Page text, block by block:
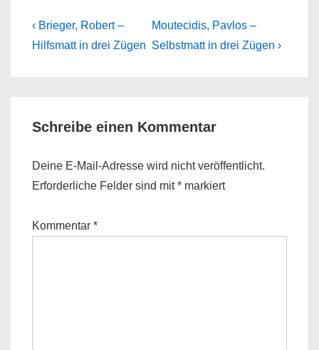
Beitragsnavigation
Previous
Post
‹ Brieger, Robert –
Hilfsmatt in drei Zügen
Next
Post
Moutecidis, Pavlos –
Selbstmatt in drei Zügen ›
Schreibe einen Kommentar
Deine E-Mail-Adresse wird nicht veröffentlicht.
Erforderliche Felder sind mit* markiert
Kommentar *